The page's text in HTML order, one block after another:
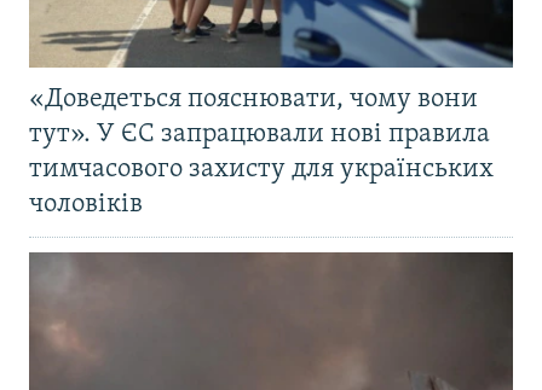
«Доведеться пояснювати, чому вони
тут». У ЄС запрацювали нові правила
тимчасового захисту для українських
чоловіків